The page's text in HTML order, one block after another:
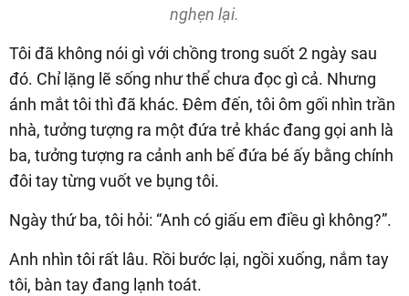
nghẹn lại.
Tôi đã không nói gì với chồng trong suốt 2 ngày sau
đó. Chỉ lặng lẽ sống như thể chưa đọc gì cả. Nhưng
ánh mắt tôi thì đã khác. Đêm đến, tôi ôm gối nhìn trần
nhà, tưởng tượng ra một đứa trẻ khác đang gọi anh là
ba, tưởng tượng ra cảnh anh bế đứa bé ấy bằng chính
đôi tay từng vuốt ve bụng tôi.
Ngày thứ ba, tôi hỏi: “Anh có giấu em điều gì không?”.
Anh nhìn tôi rất lâu. Rồi bước lại, ngồi xuống, nắm tay
tôi, bàn tay đang lạnh toát.